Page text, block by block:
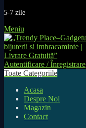
5-7 zile
Meniu
Autentificare / Înregistrare
Toate Categoriile
Acasa
Despre Noi
Magazin
Contact